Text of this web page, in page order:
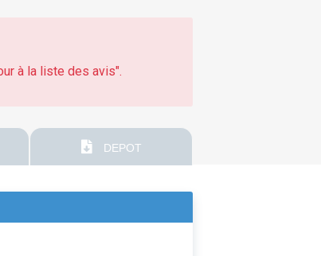
à la liste des avis".
DEPOT